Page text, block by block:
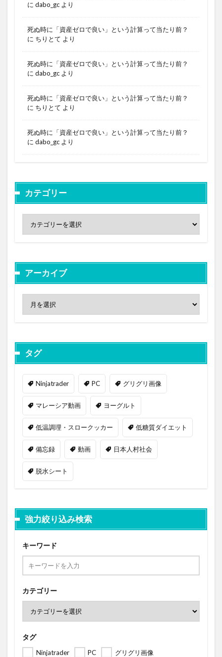
に dabo_gc より
死ぬ時に「資産ゼロで良い」という計算って当たり前？
に ちりとて より
死ぬ時に「資産ゼロで良い」という計算って当たり前？
に dabo_gc より
死ぬ時に「資産ゼロで良い」という計算って当たり前？
に ちりとて より
死ぬ時に「資産ゼロで良い」という計算って当たり前？
に dabo_gc より
カテゴリー
アーカイブ
タグ
Ninjatrader PC グリグリ画像
マレーシア動画 ヨーグルト
低温調理・スロークッカー 低糖質ダイエット
備忘録 動画 日本人村社会
脱水シート
強力絞り込み検索
キーワード
カテゴリー
タグ
Ninjatrader PC
グリグリ画像